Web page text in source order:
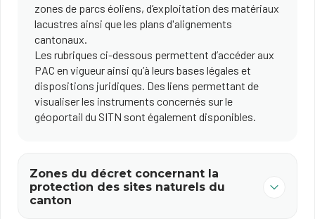
zones de parcs éoliens, d’exploitation des matériaux
lacustres ainsi que les plans d'alignements
cantonaux.
Les rubriques ci-dessous permettent d’accéder aux
PAC en vigueur ainsi qu’à leurs bases légales et
dispositions juridiques. Des liens permettant de
visualiser les instruments concernés sur le
géoportail du SITN sont également disponibles.
Zones du décret concernant la
protection des sites naturels du
canton